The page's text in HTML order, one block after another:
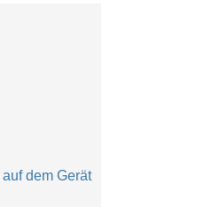
dem Gerät